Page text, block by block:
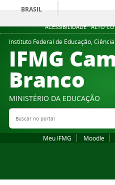
ACESSIBILIDADE ALTO
BRASIL
Instituto Federal de Educação,
IFMG
Branco
MINISTÉRIO DA EDUCAÇÃO
Buscar no portal
Meu IFMG Moodle